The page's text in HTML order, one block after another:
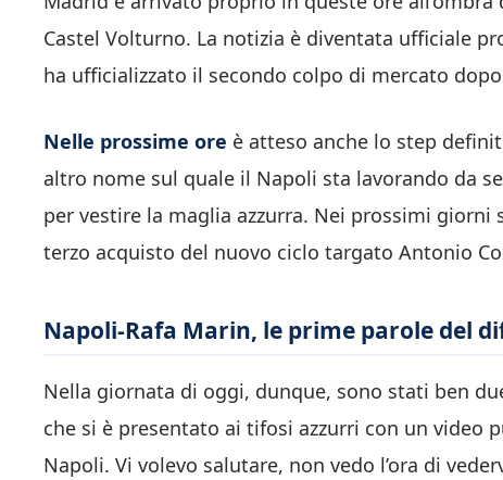
Castel Volturno. La notizia è diventata ufficiale
ha ufficializzato il secondo colpo di mercato
Nelle prossime ore è atteso anche lo step
altro nome sul quale il Napoli sta lavorando da
per vestire la maglia azzurra. Nei prossimi
terzo acquisto del nuovo ciclo targato Antonio
Napoli-Rafa Marin, le prime parole del
Nella giornata di oggi, dunque, sono stati ben
che si è presentato ai tifosi azzurri con un video
Napoli. Vi volevo salutare, non vedo l’ora di